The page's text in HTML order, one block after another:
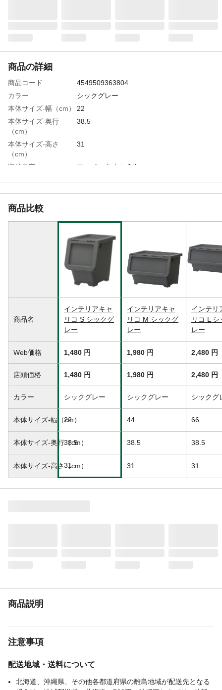
商品の詳細
商品コード
4549509363804
カラー
シックグレー
本体サイズ-幅（cm）
22
本体サイズ-奥行
（cm）
38.5
本体サイズ-高さ
（cm）
31
収納目安
フェイスタオル:6枚
商品仕様
●S●内寸(底面実寸)/幅15.2cm×奥行26.7cm×
材質・素材
重:8kg(3段使用時の2・3段目の耐荷重は各
4kg)
商品比較
商品名
インテリアキャ
リコ S シックグ
レー
インテリアキャ
リコ M シックグ
レー
インテリ
リコ L シ
レー
Web価格 1,480 円 1,980 円 2,480 円
店頭価格 1,480 円 1,980 円 2,480 円
カラー シックグレー シックグレー シックグ
本体サイズ-幅（cm）
22 44 66
本体サイズ-奥行（cm）
38.5 38.5 38.5
本体サイズ-高さ（cm）
31 31 31
商品説明
注意事項
配送地域・送料について
北海道、沖縄県、その他各都道府県の離島地域が配送先となる